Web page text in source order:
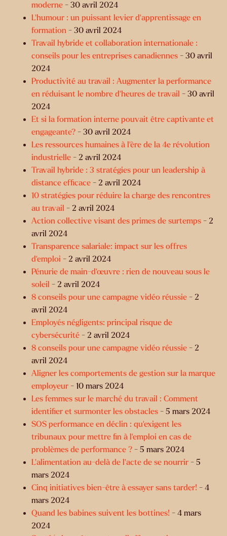
moderne - 30 avril 2024
L’humour : un puissant levier d’apprentissage en
formation - 30 avril 2024
Travail hybride et collaboration internationale :
conseils pour les entreprises canadiennes - 30 avril
2024
Productivité au travail : Augmenter la performance
en réduisant le nombre d’heures de travail - 30 avril
2024
Et si la formation interne pouvait être captivante et
engageante? - 30 avril 2024
Les ressources humaines à l’ère de la 4e révolution
industrielle - 2 avril 2024
Travail hybride : 3 stratégies pour un leadership à
distance efficace - 2 avril 2024
10 stratégies pour réduire la charge des rencontres
au travail - 2 avril 2024
Action collective visant des primes de surtemps - 2
avril 2024
Transparence salariale: impact sur les offres
d'emploi - 2 avril 2024
Pénurie de main-d'œuvre : rien de nouveau sous le
soleil - 2 avril 2024
8 conseils pour une campagne vidéo réussie - 2
avril 2024
Employés négligents: principal risque de
cybersécurité - 2 avril 2024
8 conseils pour une campagne vidéo réussie - 2
avril 2024
Aligner les comportements de gestion sur la marque
employeur - 10 mars 2024
Les femmes sur le marché du travail : Comment
identifier et surmonter les obstacles - 5 mars 2024
SOS performance en déclin : qu’exigent les
tribunaux pour mettre fin à l’emploi en cas de
problèmes de performance ? - 5 mars 2024
L’alimentation au-delà de l’acte de se nourrir - 5
mars 2024
Cinq initiatives bien-être à essayer sans tarder! - 4
mars 2024
Quand les babines suivent les bottines! - 4 mars
2024